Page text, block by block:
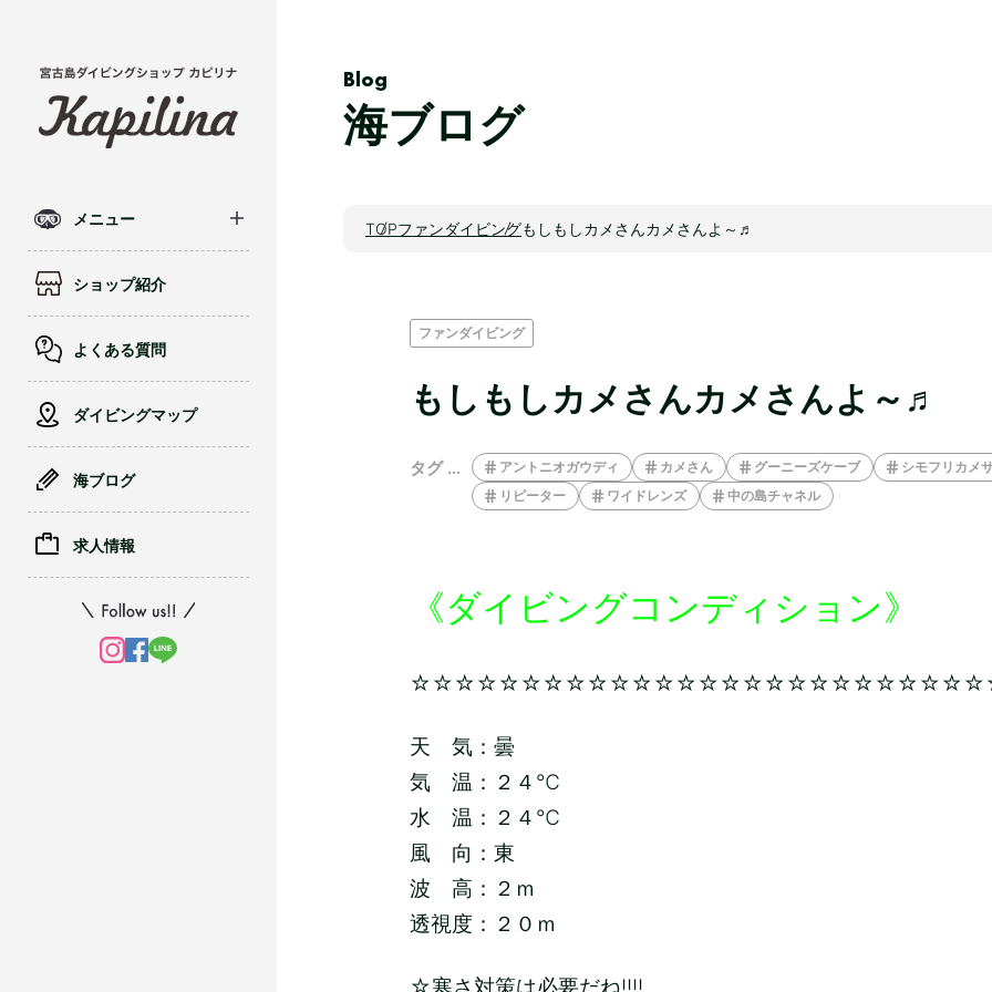
メニュー
ショップ紹介
よくある質問
ダイビングマップ
海ブログ
求人情報
Blog
海ブログ
TOPファンダイビングもしもしカメさんカメさんよ～♬
ファンダイビング
もしもしカメさんカメさんよ～♬
タグ … アントニオガウディ カメさん グーニーズケーブ
シモフリカメ
リピーター
ワイドレンズ 中の島チャネル
《ダイビングコンディション》
天 気：曇
気 温：２４ ℃
水 温：２４ ℃
風 向：東
波 高：２ ｍ
透視度：２０ｍ